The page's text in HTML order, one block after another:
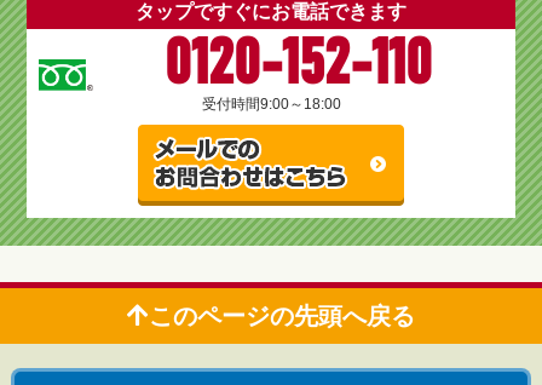
タップですぐにお電話できます
0120-152-110
受付時間9:00～18:00
このページの先頭へ戻る